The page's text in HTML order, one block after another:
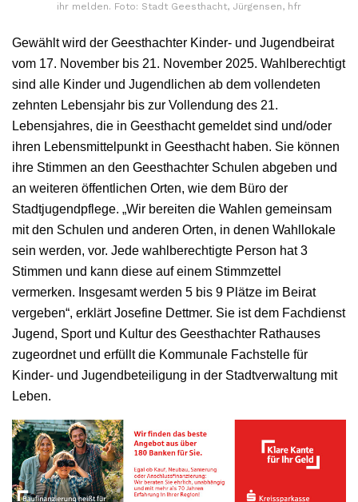
ihr melden. Foto: Stadt Geesthacht, Jürgensen, hfr
Gewählt wird der Geesthachter Kinder- und Jugendbeirat
vom 17. November bis 21. November 2025. Wahlberechtigt
sind alle Kinder und Jugendlichen ab dem vollendeten
zehnten Lebensjahr bis zur Vollendung des 21.
Lebensjahres, die in Geesthacht gemeldet sind und/oder
ihren Lebensmittelpunkt in Geesthacht haben. Sie können
ihre Stimmen an den Geesthachter Schulen abgeben und
an weiteren öffentlichen Orten, wie dem Büro der
Stadtjugendpflege. „Wir bereiten die Wahlen gemeinsam
mit den Schulen und anderen Orten, in denen Wahllokale
sein werden, vor. Jede wahlberechtigte Person hat 3
Stimmen und kann diese auf einem Stimmzettel
vermerken. Insgesamt werden 5 bis 9 Plätze im Beirat
vergeben“, erklärt Josefine Dettmer. Sie ist dem Fachdienst
Jugend, Sport und Kultur des Geesthachter Rathauses
zugeordnet und erfüllt die Kommunale Fachstelle für
Kinder- und Jugendbeteiligung in der Stadtverwaltung mit
Leben.